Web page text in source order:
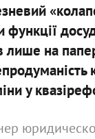
лише на
у